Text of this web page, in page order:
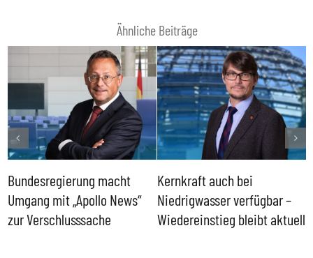
Ähnliche Beiträge
Bundesregierung macht
Umgang mit „Apollo News“
zur Verschlusssache
Kernkraft auch bei
Niedrigwasser verfügbar –
Wiedereinstieg bleibt aktuell